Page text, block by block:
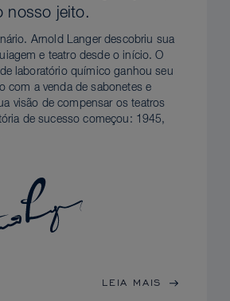
nosso jeito.
Arnold Langer descobriu sua
e teatro desde o início. O
laboratório químico ganhou seu
com a venda de sabonetes e
visão de compensar os teatros
de sucesso começou: 1945,
LEIA MAIS